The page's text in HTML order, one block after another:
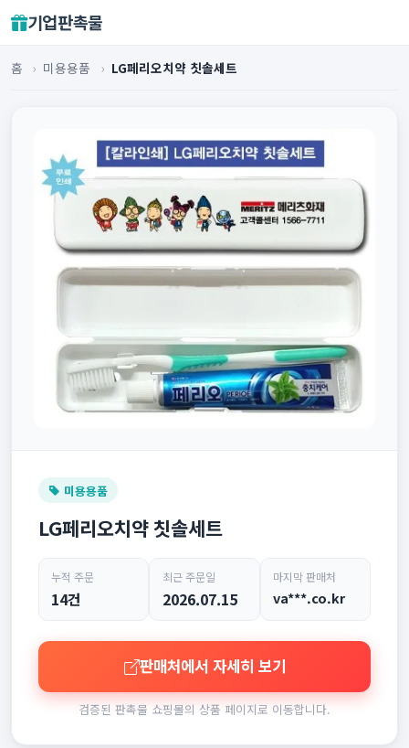
기업판촉물
홈 › 미용용품 › LG페리오치약 칫솔세트
미용용품
LG페리오치약 칫솔세트
누적 주문
14건
최근 주문일
2026.07.15
마지막 판매처
va***.co.kr
판매처에서 자세히 보기
검증된 판촉물 쇼핑몰의 상품 페이지로 이동합니다.